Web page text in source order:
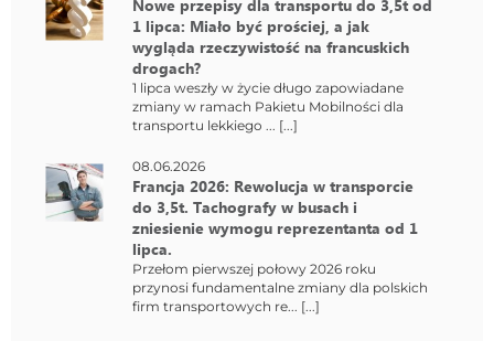
Nowe przepisy dla transportu do 3,5t od
1 lipca: Miało być prościej, a jak
wygląda rzeczywistość na francuskich
drogach?
1 lipca weszły w życie długo zapowiadane
zmiany w ramach Pakietu Mobilności dla
transportu lekkiego ... [...]
08.06.2026
Francja 2026: Rewolucja w transporcie
do 3,5t. Tachografy w busach i
zniesienie wymogu reprezentanta od 1
lipca.
Przełom pierwszej połowy 2026 roku
przynosi fundamentalne zmiany dla polskich
firm transportowych re... [...]